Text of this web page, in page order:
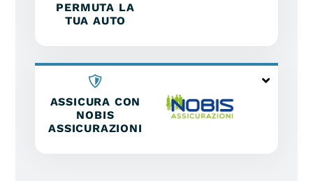
PERMUTA LA
TUA AUTO
ASSICURA CON
NOBIS
ASSICURAZIONI